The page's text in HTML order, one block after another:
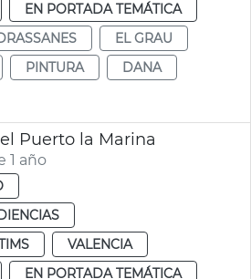
EN PORTADA TEMÁTICA
EL GRAU
PINTURA
DANA
Puerto la Marina
1 año
VALENCIA
EN PORTADA TEMÁTICA